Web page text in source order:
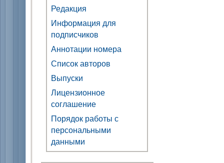
Редакция
Информация для
подписчиков
Аннотации номера
Список авторов
Выпуски
Лицензионное
соглашение
Порядок работы с
персональными
данными